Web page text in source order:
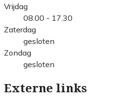
Vrijdag
08.00 - 17.30
Zaterdag
gesloten
Zondag
gesloten
Externe links